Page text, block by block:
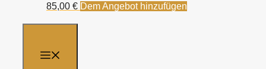
85,00 € Dem Angebot hinzufügen